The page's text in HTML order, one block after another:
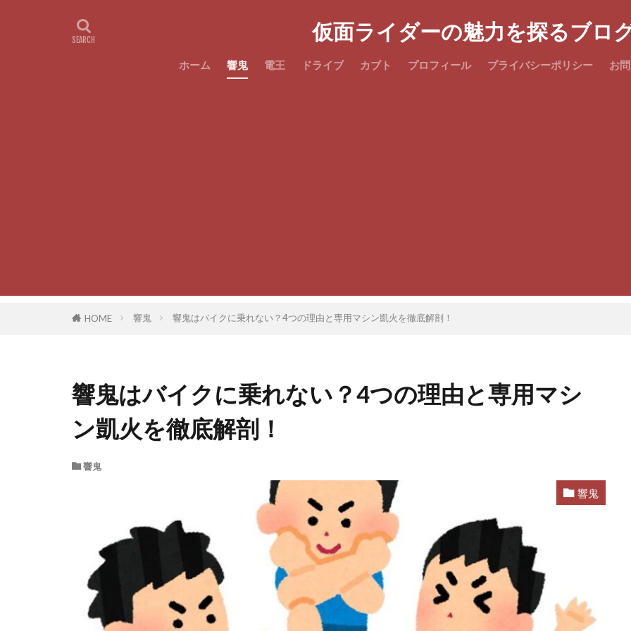
仮面ライダーの魅力を探るブロ
ホーム 響鬼 電王 ドライブ カブト プロフィール プライバシーポリシー お
HOME 響鬼 響鬼はバイクに乗れない？4つの理由と専用マシン凱火を徹底解剖！
響鬼はバイクに乗れない？4つの理由と専用マシ
ン凱火を徹底解剖！
響鬼
響鬼